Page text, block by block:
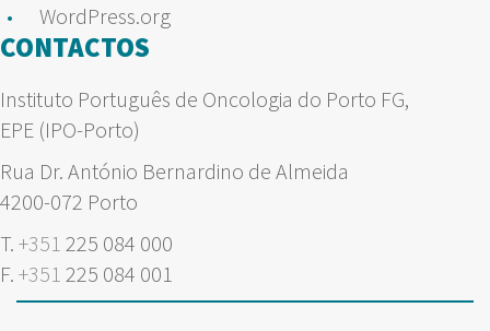
WordPress.org
CONTACTOS
Instituto Português de Oncologia do Porto FG,
EPE (IPO-Porto)
Rua Dr. António Bernardino de Almeida
4200-072 Porto
T. +351 225 084 000
F. +351 225 084 001